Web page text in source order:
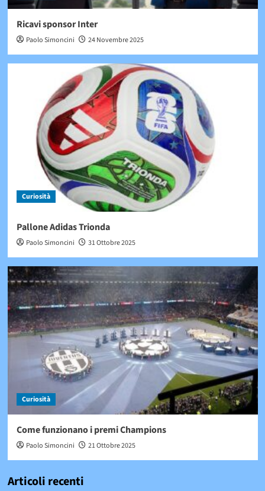
Ricavi sponsor Inter
Paolo Simoncini 24 Novembre 2025
Curiosità
Pallone Adidas Trionda
Paolo Simoncini 31 Ottobre 2025
Curiosità
Come funzionano i premi Champions
Paolo Simoncini 21 Ottobre 2025
Articoli recenti